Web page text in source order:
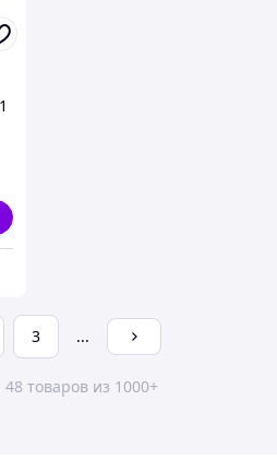
3 ...
товаров из 1000+